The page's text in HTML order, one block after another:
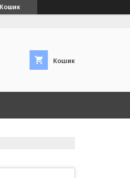
Кошик
Кошик